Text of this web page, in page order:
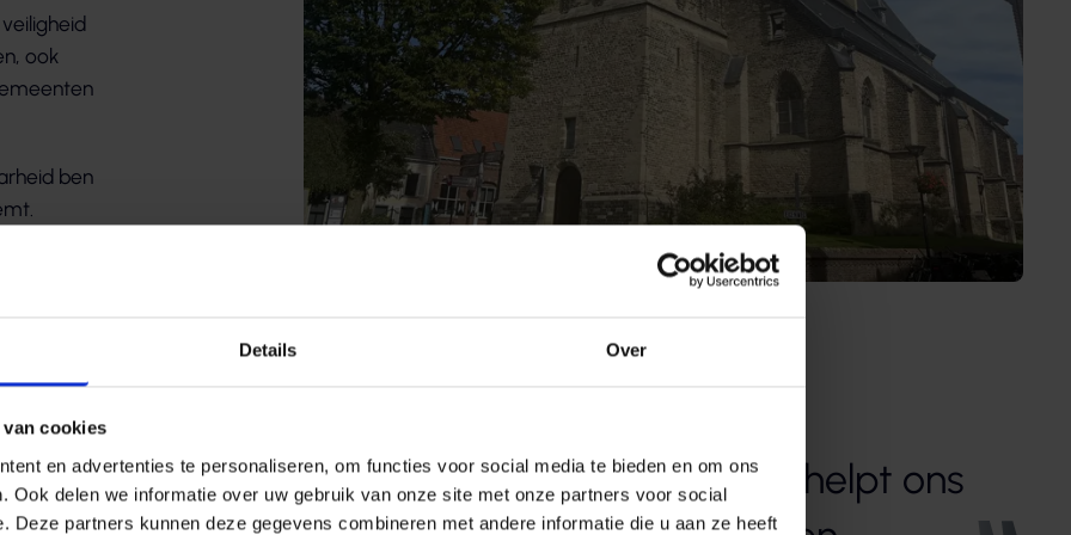
Details Over
van cookies
en advertenties te personaliseren, om functies voor social media te bieden en om ons
Ook delen we informatie over uw gebruik van onze site met onze partners voor social
Deze partners kunnen deze gegevens combineren met andere informatie die u aan ze heeft
ook
ben
op ons type organisatie en risicoprofiel, en helpt ons